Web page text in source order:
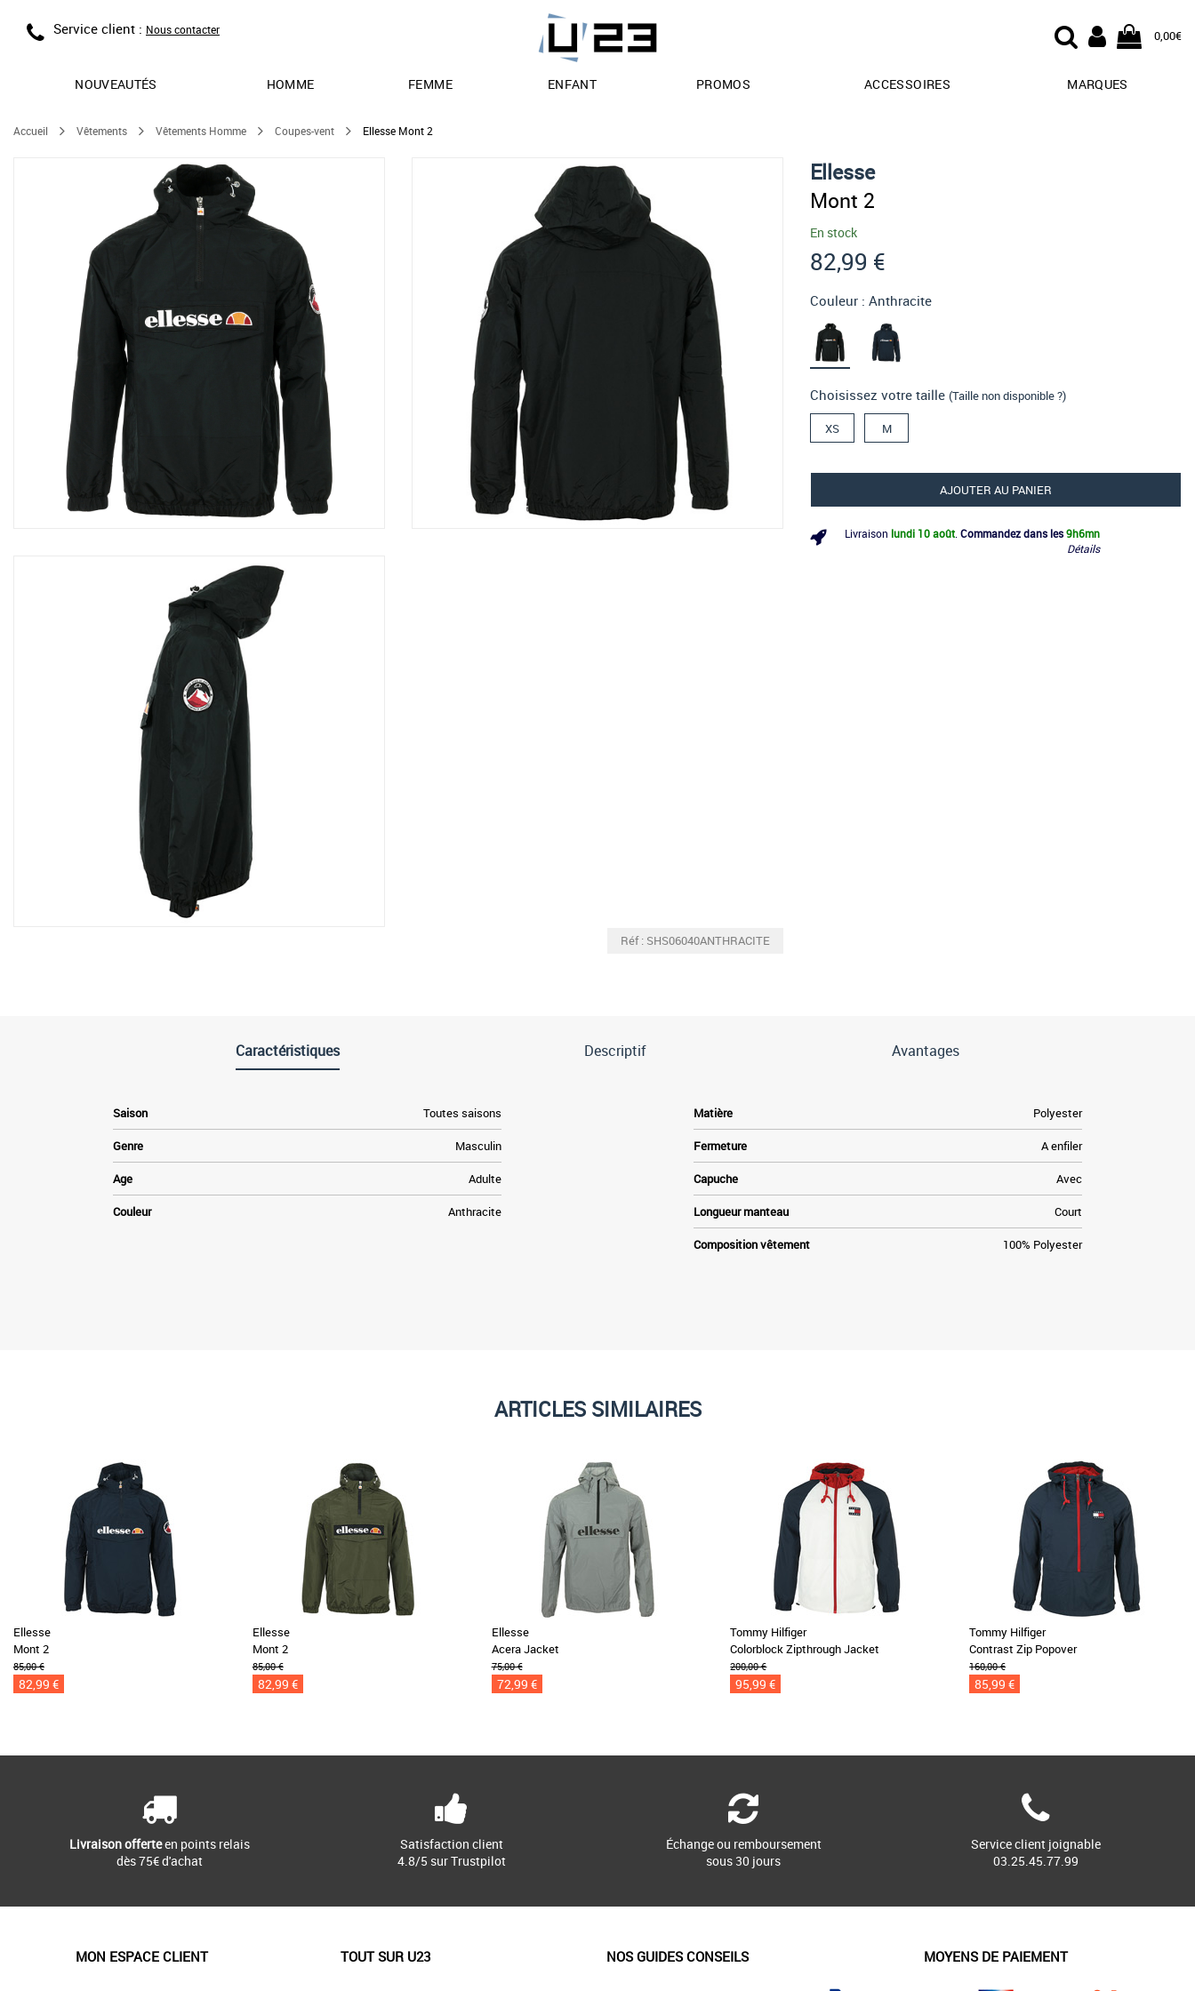
Service client : Nous contacter 0,00€
NOUVEAUTÉS HOMME FEMME ENFANT PROMOS ACCESSOIRES MARQUES
Accueil Vêtements Vêtements Homme Coupes-vent Ellesse Mont 2
Réf : SHS06040ANTHRACITE
Ellesse
Mont 2
En stock
82,99 €
Couleur : Anthracite
Choisissez votre taille (Taille non disponible ?)
XS M
AJOUTER AU PANIER
Livraison lundi 10 août Commandez dans les9h6mn
Détails
Caractéristiques Descriptif Avantages
Saison Toutes saisons
Genre Masculin
Age Adulte
Couleur Anthracite
Matière Polyester
Fermeture A enfiler
Capuche Avec
Longueur manteau Court
Composition vêtement 100% Polyester
ARTICLES SIMILAIRES
Ellesse
Mont 2
85,00 €
82,99 €
Ellesse
Mont 2
85,00 €
82,99 €
Ellesse
Acera Jacket
75,00 €
72,99 €
Tommy Hilfiger
Colorblock Zipthrough Jacket
200,00 €
95,99 €
Tommy Hilfiger
Contrast Zip Popover
160,00 €
85,99 €
Livraison offerteen points relais
dès 75€ d'achat
Satisfaction client
4.8/5 sur Trustpilot
Échange ou remboursement
sous 30 jours
Service client joignable
03.25.45.77.99
MON ESPACE CLIENT TOUT SUR U23 NOS GUIDES CONSEILS MOYENS DE PAIEMENT